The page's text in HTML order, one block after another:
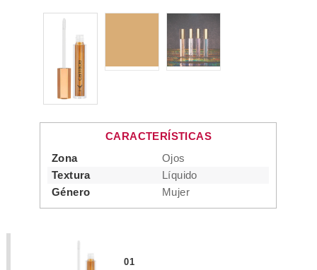
CARACTERÍSTICAS
Zona
Ojos
Textura
Líquido
Género
Mujer
01